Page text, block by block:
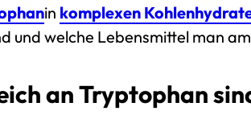
in komplexen
und welche Lebensmittel man
an Tryptophan